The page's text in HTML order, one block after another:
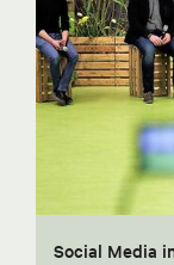
Social Media